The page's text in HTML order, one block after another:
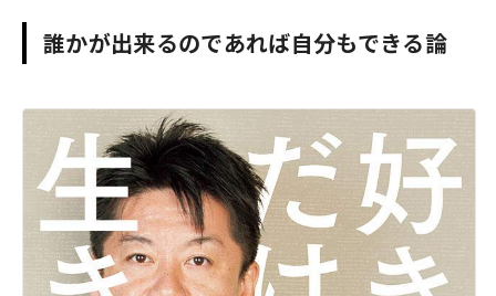
誰かが出来るのであれば自分もできる論